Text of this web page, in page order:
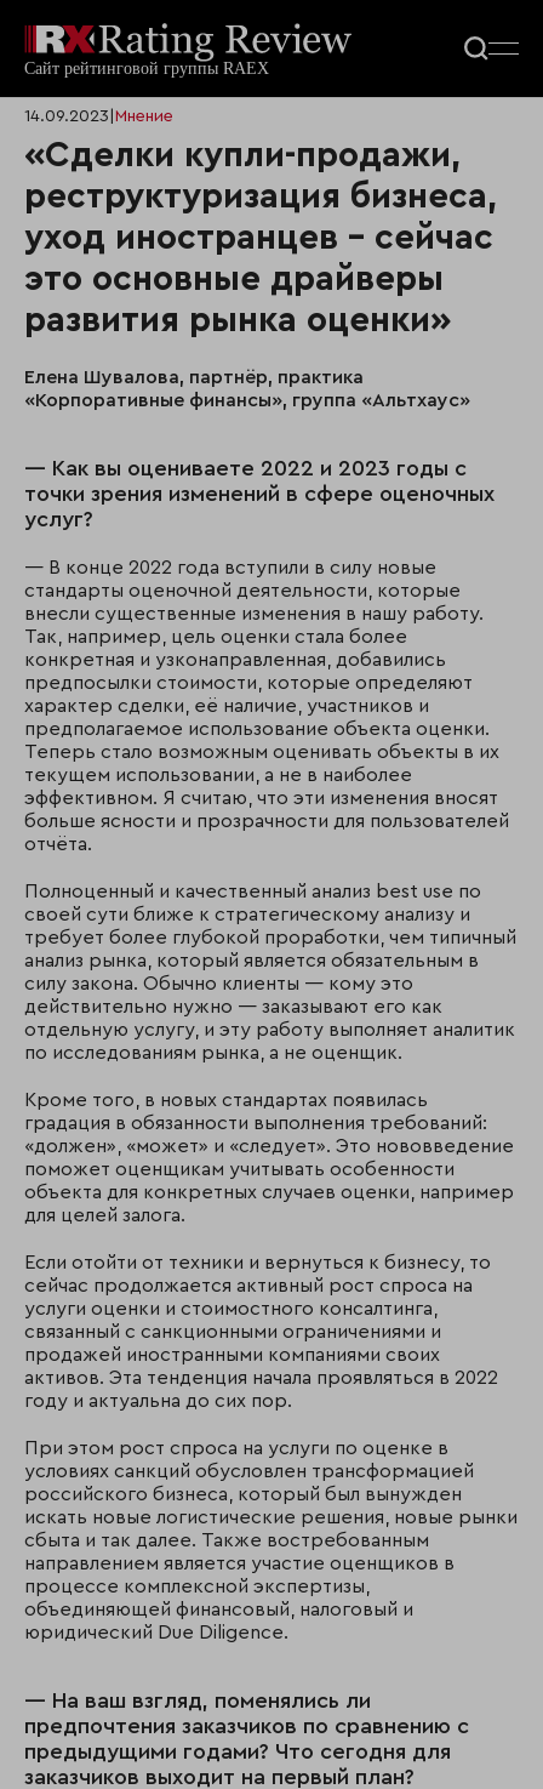
14.09.2023 Мнение
«Сделки купли-продажи,
реструктуризация бизнеса,
уход иностранцев – сейчас
это основные драйверы
развития рынка оценки»
Елена Шувалова, партнёр, практика
«Корпоративные финансы», группа «Альтхаус»
— Как вы оцениваете 2022 и 2023 годы с
точки зрения изменений в сфере оценочных
услуг?
— В конце 2022 года вступили в силу новые
стандарты оценочной деятельности, которые
внесли существенные изменения в нашу работу.
Так, например, цель оценки стала более
конкретная и узконаправленная, добавились
предпосылки стоимости, которые определяют
характер сделки, её наличие, участников и
предполагаемое использование объекта оценки.
Теперь стало возможным оценивать объекты в их
текущем использовании, а не в наиболее
эффективном. Я считаю, что эти изменения вносят
больше ясности и прозрачности для пользователей
отчёта.
Полноценный и качественный анализ best use по
своей сути ближе к стратегическому анализу и
требует более глубокой проработки, чем типичный
анализ рынка, который является обязательным в
силу закона. Обычно клиенты — кому это
действительно нужно — заказывают его как
отдельную услугу, и эту работу выполняет аналитик
по исследованиям рынка, а не оценщик.
Кроме того, в новых стандартах появилась
градация в обязанности выполнения требований:
«должен», «может» и «следует». Это нововведение
поможет оценщикам учитывать особенности
объекта для конкретных случаев оценки, например
для целей залога.
Если отойти от техники и вернуться к бизнесу, то
сейчас продолжается активный рост спроса на
услуги оценки и стоимостного консалтинга,
связанный с санкционными ограничениями и
продажей иностранными компаниями своих
активов. Эта тенденция начала проявляться в 2022
году и актуальна до сих пор.
При этом рост спроса на услуги по оценке в
условиях санкций обусловлен трансформацией
российского бизнеса, который был вынужден
искать новые логистические решения, новые рынки
сбыта и так далее. Также востребованным
направлением является участие оценщиков в
процессе комплексной экспертизы,
объединяющей финансовый, налоговый и
юридический Due Diligence.
— На ваш взгляд, поменялись ли
предпочтения заказчиков по сравнению с
предыдущими годами? Что сегодня для
заказчиков выходит на первый план?